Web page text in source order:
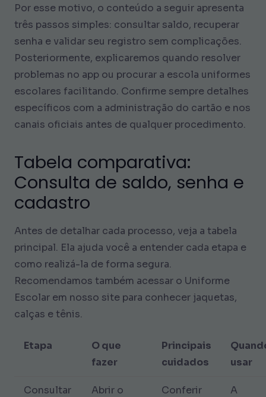
Por esse motivo, o conteúdo a seguir apresenta
três passos simples: consultar saldo, recuperar
senha e validar seu registro sem complicações.
Posteriormente, explicaremos quando resolver
problemas no app ou procurar a escola uniformes
escolares facilitando. Confirme sempre detalhes
específicos com a administração do cartão e nos
canais oficiais antes de qualquer procedimento.
Tabela comparativa:
Consulta de saldo, senha e
cadastro
Antes de detalhar cada processo, veja a tabela
principal. Ela ajuda você a entender cada etapa e
como realizá-la de forma segura.
Recomendamos também acessar o Uniforme
Escolar em nosso site para conhecer jaquetas,
calças e tênis.
Etapa
O que
fazer
Principais
cuidados
usar
Consultar
Abrir o
Conferir
A